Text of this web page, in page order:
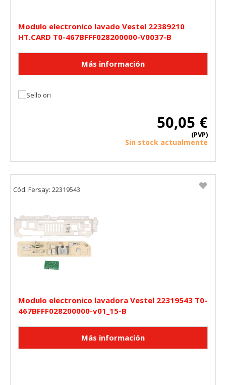
Modulo electronico lavado Vestel 22389210
HT.CARD T0-467BFFF028200000-V0037-B
50,05 €
(PVP)
Sin stock actualmente
Modulo electronico lavadora Vestel 22319543 T0-
467BFFF028200000-v01_15-B
Cód. Fersay: 22319543